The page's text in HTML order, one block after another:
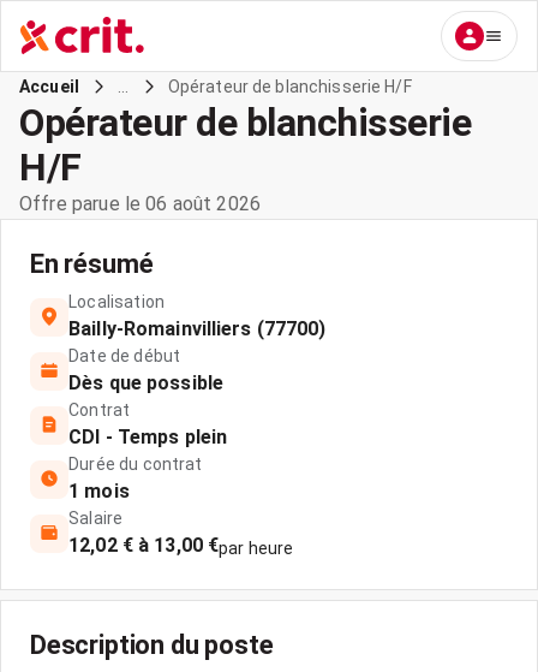
Accueil Opérateur de blanchisserie H/F
Opérateur de blanchisserie
H/F
Offre parue le 06 août 2026
En résumé
Localisation
Bailly-Romainvilliers (77700)
Date de début
Dès que possible
Contrat
CDI - Temps plein
Durée du contrat
1 mois
Salaire
12,02 € à 13,00 €par heure
Description du poste